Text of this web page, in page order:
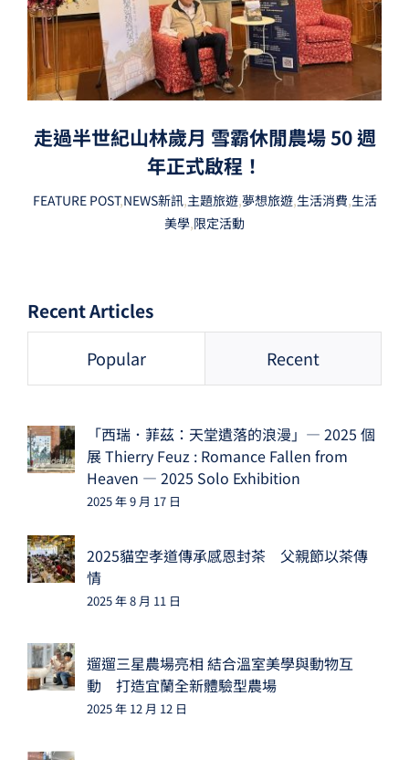
走過半世紀山林歲月 雪霸休閒農場 50 週
年正式啟程！
FEATURE POST,NEWS新訊,主題旅遊,夢想旅遊,生活消費,生活
美學,限定活動
Recent Articles
Popular Recent
「西瑞．菲茲：天堂遺落的浪漫」— 2025 個
展 Thierry Feuz : Romance Fallen from
Heaven — 2025 Solo Exhibition
2025 年 9 月 17 日
2025貓空孝道傳承感恩封茶 父親節以茶傳
情
2025 年 8 月 11 日
遛遛三星農場亮相 結合溫室美學與動物互
動 打造宜蘭全新體驗型農場
2025 年 12 月 12 日